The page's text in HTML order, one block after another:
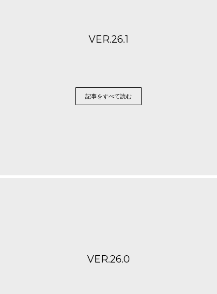
VER.26.1
記事をすべて読む
VER.26.0